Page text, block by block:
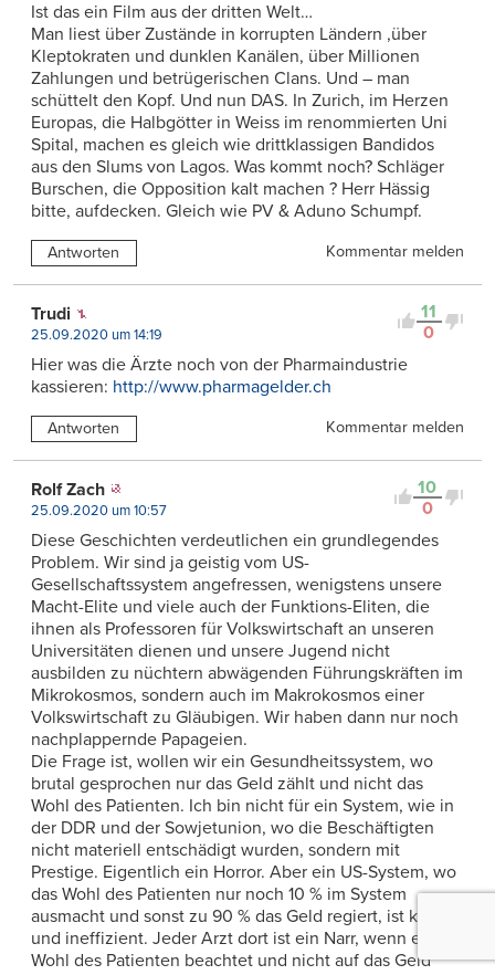
Ist das ein Film aus der dritten Welt…
Man liest über Zustände in korrupten Ländern ,über
Kleptokraten und dunklen Kanälen, über Millionen
Zahlungen und betrügerischen Clans. Und – man
schüttelt den Kopf. Und nun DAS. In Zurich, im Herzen
Europas, die Halbgötter in Weiss im renommierten Uni
Spital, machen es gleich wie drittklassigen Bandidos
aus den Slums von Lagos. Was kommt noch? Schläger
Burschen, die Opposition kalt machen ? Herr Hässig
bitte, aufdecken. Gleich wie PV & Aduno Schumpf.
Antworten Kommentar melden
11
0
Trudi
25.09.2020 um 14:19
Hier was die Ärzte noch von der Pharmaindustrie
kassieren: http://www.pharmagelder.ch
Antworten Kommentar melden
10
0
Rolf Zach
25.09.2020 um 10:57
Diese Geschichten verdeutlichen ein grundlegendes
Problem. Wir sind ja geistig vom US-
Gesellschaftssystem angefressen, wenigstens unsere
Macht-Elite und viele auch der Funktions-Eliten, die
ihnen als Professoren für Volkswirtschaft an unseren
Universitäten dienen und unsere Jugend nicht
ausbilden zu nüchtern abwägenden Führungskräften im
Mikrokosmos, sondern auch im Makrokosmos einer
Volkswirtschaft zu Gläubigen. Wir haben dann nur noch
nachplappernde Papageien.
Die Frage ist, wollen wir ein Gesundheitssystem, wo
brutal gesprochen nur das Geld zählt und nicht das
Wohl des Patienten. Ich bin nicht für ein System, wie in
der DDR und der Sowjetunion, wo die Beschäftigten
nicht materiell entschädigt wurden, sondern mit
Prestige. Eigentlich ein Horror. Aber ein US-System, wo
das Wohl des Patienten nur noch 10 % im System
ausmacht und sonst zu 90 % das Geld regiert, ist krank
und ineffizient. Jeder Arzt dort ist ein Narr, wenn er das
Wohl des Patienten beachtet und nicht auf das Geld